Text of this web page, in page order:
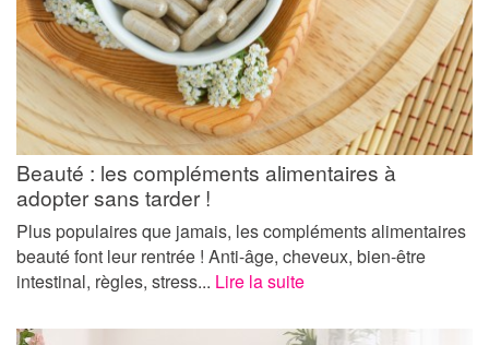
Beauté : les compléments alimentaires à
adopter sans tarder !
Plus populaires que jamais, les compléments alimentaires
beauté font leur rentrée ! Anti-âge, cheveux, bien-être
intestinal, règles, stress... Lire la suite